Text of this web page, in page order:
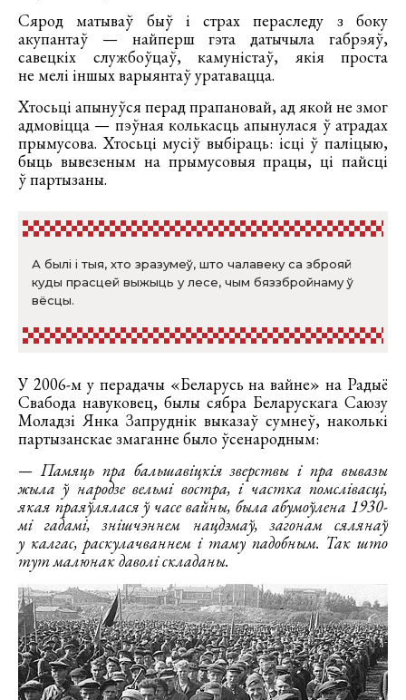
Сярод матываў быў і страх пераследу з боку
акупантаў — найперш гэта датычыла габрэяў,
савецкіх службоўцаў, камуністаў, якія проста
не мелі іншых варыянтаў уратавацца.
Хтосьці апынуўся перад прапановай, ад якой не змог
адмовіцца — пэўная колькасць апынулася ў атрадах
прымусова. Хтосьці мусіў выбіраць: ісці ў паліцыю,
быць вывезеным на прымусовыя працы, ці пайсці
ў партызаны.
А былі і тыя, хто зразумеў, што чалавеку са зброяй
куды прасцей выжыць у лесе, чым бяззбройнаму ў
вёсцы.
У 2006-м у перадачы «Беларусь на вайне» на Радыё
Свабода навуковец, былы сябра Беларускага Саюзу
Моладзі Янка Запруднік выказаў сумнеў, наколькі
партызанскае змаганне было ўсенародным:
— Памяць пра бальшавіцкія зверствы і пра вывазы
жыла ў народзе вельмі востра, і частка помслівасці,
якая праяўлялася ў часе вайны, была абумоўлена 1930-
мі гадамі, знішчэннем нацдэмаў, загонам сялянаў
у калгас, раскулачваннем і таму падобным. Так што
тут малюнак даволі складаны.